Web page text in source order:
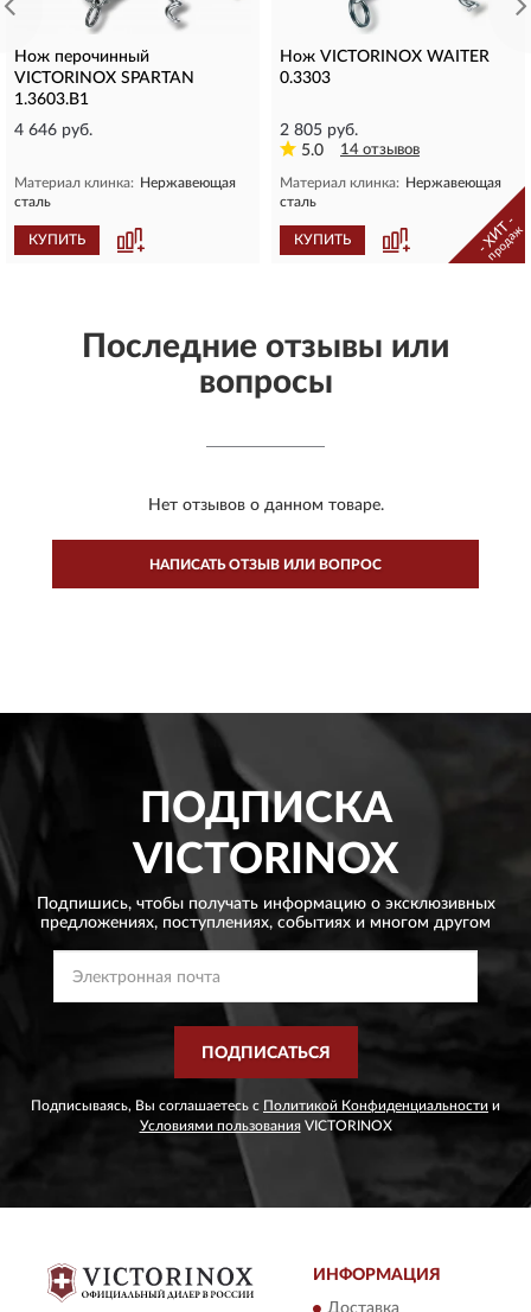
Нож перочинный
VICTORINOX SPARTAN
1.3603.B1
4 646 руб.
Материал клинка: Нержавеющая
сталь
КУПИТЬ
Нож VICTORINOX WAITER
0.3303
2 805 руб.
5.0
14 отзывов
Материал клинка: Нержавеющая
сталь
КУПИТЬ - ХИТ -
продаж
Последние отзывы или
вопросы
Нет отзывов о данном товаре.
НАПИСАТЬ ОТЗЫВ ИЛИ ВОПРОС
ПОДПИСКА
VICTORINOX
Подпишись, чтобы получать информацию о эксклюзивных
предложениях, поступлениях, событиях и многом другом
ПОДПИСАТЬСЯ
Подписываясь, Вы соглашаетесь с Политикой Конфиденциальности и
Условиями пользованияVICTORINOX
ИНФОРМАЦИЯ